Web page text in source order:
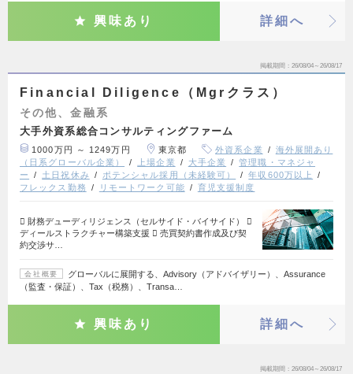
興味あり 詳細へ
掲載期間 26/08/04～26/08/17
Financial Diligence（Mgrクラス）
その他、金融系
大手外資系総合コンサルティングファーム
1000万円 ～ 1249万円 東京都 外資系企業
海外展開あり
（日系グローバル企業）
上場企業 大手企業
管理職・マネジャ
ー
土日祝休み ポテンシャル採用（未経験可）
年収600万以上
フレックス勤務
リモートワーク可能 育児支援制度
 財務デューディリジェンス（セルサイド・バイサイド） 
ディールストラクチャー構築支援  売買契約書作成及び契
約交渉サ…
会社概要
グローバルに展開する、Advisory（アドバイザリー）、Assurance
（監査・保証）、Tax（税務）、Transa…
興味あり 詳細へ
掲載期間 26/08/04～26/08/17